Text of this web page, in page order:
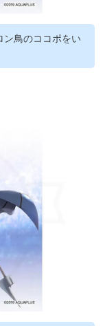
ン鳥のココポをい